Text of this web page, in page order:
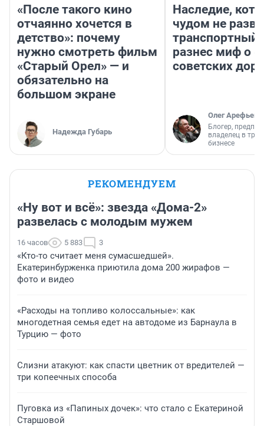
«После такого кино
отчаянно хочется в
детство»: почему
нужно смотреть фильм
«Старый Орел» — и
обязательно на
большом экране
Надежда Губарь
Наследие,
чудом не
транспортный
разнес миф о
советских
Олег Арефьев
Блогер,
владелец в
бизнесе
РЕКОМЕНДУЕМ
«Ну вот и всё»: звезда «Дома-2»
развелась с молодым мужем
16 часов 5 883 3
«Кто-то считает меня сумасшедшей».
Екатеринбурженка приютила дома 200 жирафов —
фото и видео
«Расходы на топливо колоссальные»: как
многодетная семья едет на автодоме из Барнаула в
Турцию — фото
Слизни атакуют: как спасти цветник от вредителей —
три копеечных способа
Пуговка из «Папиных дочек»: что стало с Екатериной
Старшовой